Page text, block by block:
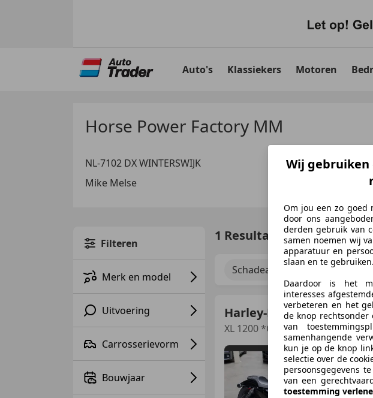
Auto's Klassiekers Motoren
Horse Power Factory MM
NL-7102 DX WINTERSWIJK
Mike Melse
Filteren
Merk en model
Uitvoering
Carrosserievorm
Bouwjaar
1 Resultatenvoor uw
Schadeauto's tonen
Harley-Davidson
XL 1200 *Custom*
Wij gebruiken
Om jou een zo goed
door ons
derden gebruik van
samen noemen wij
apparatuur en
slaan en te gebruiken.
Daardoor is het
interesses
verbeteren en het
de knop
van
samenhangende
kun je op de knop
selectie over de
persoonsgegevens
van een
toestemming